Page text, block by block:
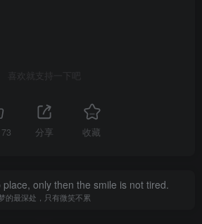
喜欢就支持一下吧
73 分享 收藏
only then the smile is not tired.
的最深处，只有微笑不累